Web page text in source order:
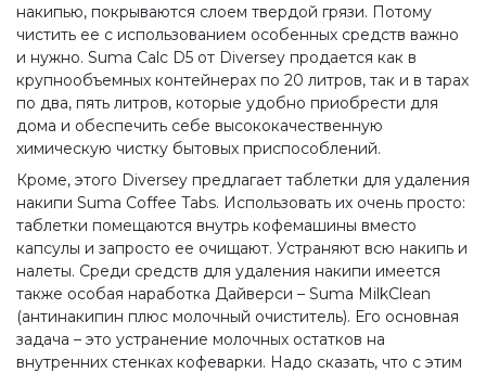
накипью, покрываются слоем твердой грязи. Потому
чистить ее с использованием особенных средств важно
и нужно. Suma Calc D5 от Diversey продается как в
крупнообъемных контейнерах по 20 литров, так и в тарах
по два, пять литров, которые удобно приобрести для
дома и обеспечить себе высококачественную
химическую чистку бытовых приспособлений.
Кроме, этого Diversey предлагает таблетки для удаления
накипи Suma Coffee Tabs. Использовать их очень просто:
таблетки помещаются внутрь кофемашины вместо
капсулы и запросто ее очищают. Устраняют всю накипь и
налеты. Среди средств для удаления накипи имеется
также особая наработка Дайверси – Suma MilkClean
(антинакипин плюс молочный очиститель). Его основная
задача – это устранение молочных остатков на
внутренних стенках кофеварки. Надо сказать, что с этим